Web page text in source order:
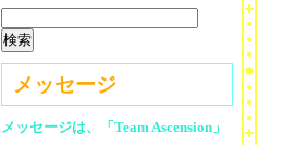
メッセージ
メッセージは、「Team Ascension」